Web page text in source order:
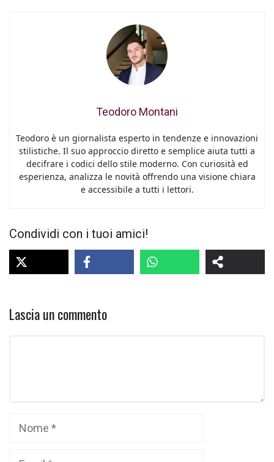
Teodoro Montani
Teodoro è un giornalista esperto in tendenze e innovazioni
stilistiche. Il suo approccio diretto e semplice aiuta tutti a
decifrare i codici dello stile moderno. Con curiosità ed
esperienza, analizza le novità offrendo una visione chiara
e accessibile a tutti i lettori.
Condividi con i tuoi amici!
Lascia un commento